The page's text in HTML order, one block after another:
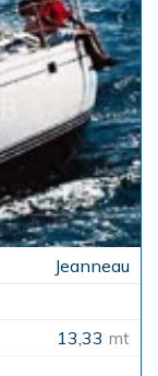
Jeanneau
13,33 mt